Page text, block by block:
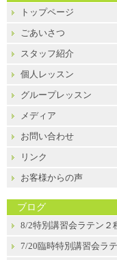
トップページ
ごあいさつ
スタッフ紹介
個人レッスン
グループレッスン
メディア
お問い合わせ
リンク
お客様からの声
ブログ
8/2特別講習会ラテン２
7/20臨時特別講習会ラ